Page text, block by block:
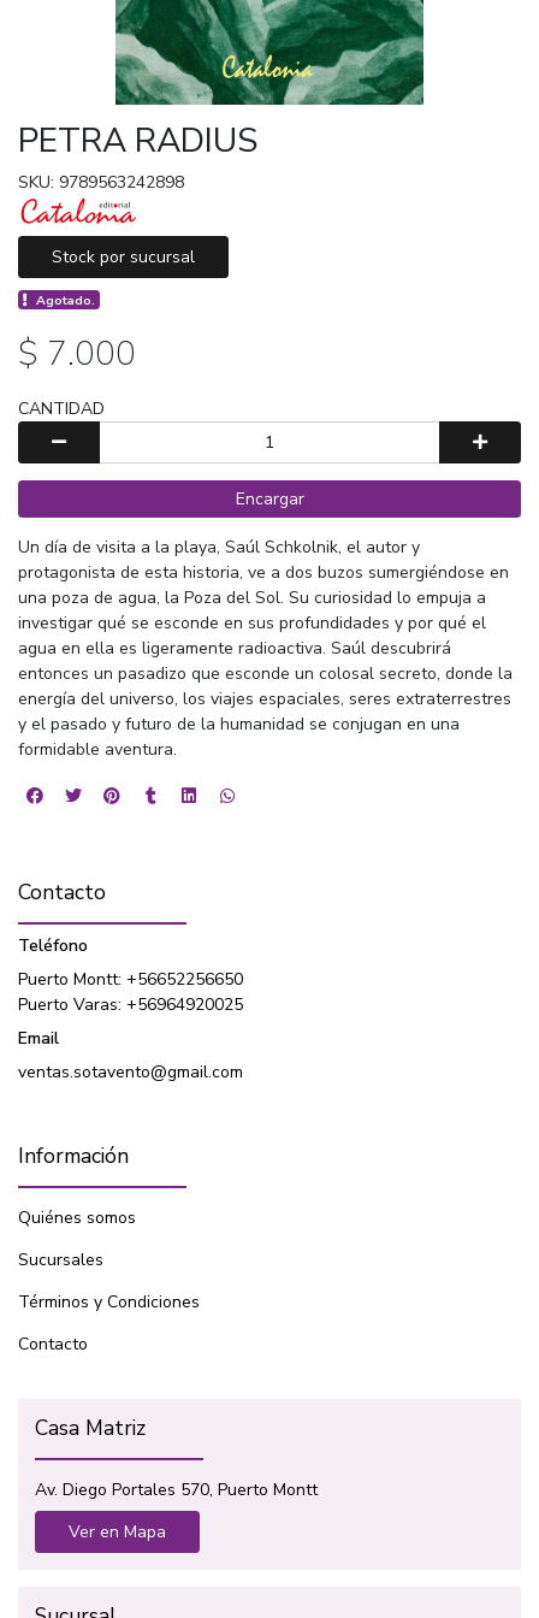
PETRA RADIUS
SKU: 9789563242898
Stock por sucursal
Agotado.
$ 7.000
CANTIDAD
Encargar
Un día de visita a la playa, Saúl Schkolnik, el autor y
protagonista de esta historia, ve a dos buzos sumergiéndose en
una poza de agua, la Poza del Sol. Su curiosidad lo empuja a
investigar qué se esconde en sus profundidades y por qué el
agua en ella es ligeramente radioactiva. Saúl descubrirá
entonces un pasadizo que esconde un colosal secreto, donde la
energía del universo, los viajes espaciales, seres extraterrestres
y el pasado y futuro de la humanidad se conjugan en una
formidable aventura.
Contacto
Teléfono
Puerto Montt: +56652256650
Puerto Varas: +56964920025
Email
ventas.sotavento@gmail.com
Información
Quiénes somos
Sucursales
Términos y Condiciones
Contacto
Casa Matriz
Av. Diego Portales 570, Puerto Montt
Ver en Mapa